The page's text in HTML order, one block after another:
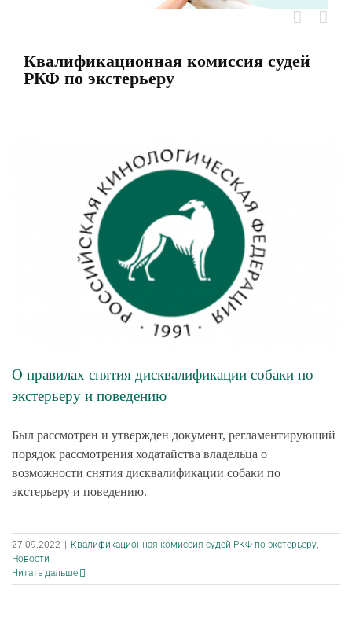
Квалификационная комиссия судей
РКФ по экстерьеру
О правилах снятия дисквалификации собаки по
экстерьеру и поведению
Был рассмотрен и утвержден документ, регламентирующий
порядок рассмотрения ходатайства владельца о
возможности снятия дисквалификации собаки по
экстерьеру и поведению.
27.09.2022 Квалификационная комиссия судей РКФ по экстерьеру,
Новости
Читать дальше